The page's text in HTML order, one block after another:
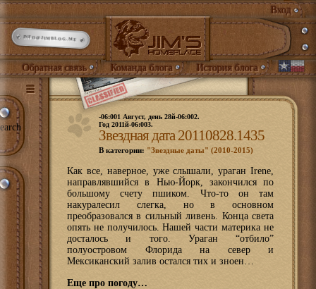
Вход
INFO@JIMBLOG.ME
Обратная связь Команда блога История блога
-06:001 Август, день 28й-06:002.
Год 2011й-06:003.
Звездная дата 20110828.1435
В категории: "Звездные даты" (2010-2015)
Как все, наверное, уже слышали, ураган Irene,
направлявшийся в Нью-Йорк, закончился по
большому счету пшиком. Что-то он там
накуралесил слегка, но в основном
преобразовался в сильный ливень. Конца света
опять не получилось. Нашей части материка не
досталось и того. Ураган “отбило”
полуостровом Флорида на север и
Мексиканский залив остался тих и зноен…
Еще про погоду…